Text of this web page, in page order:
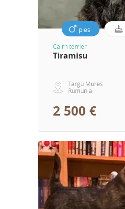
pies
Cairn terrier
Tiramisu
Targu Mures
Rumunia
2 500 €